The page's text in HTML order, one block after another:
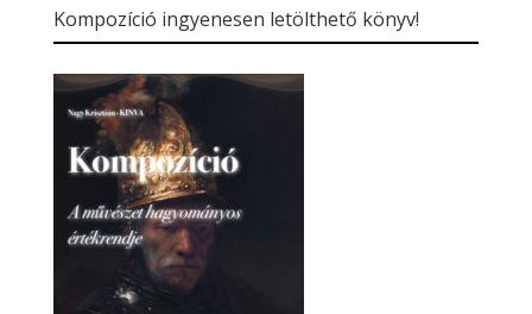
Kompozíció ingyenesen letölthető könyv!